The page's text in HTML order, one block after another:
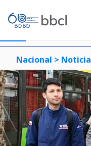
Nacional > Noticia